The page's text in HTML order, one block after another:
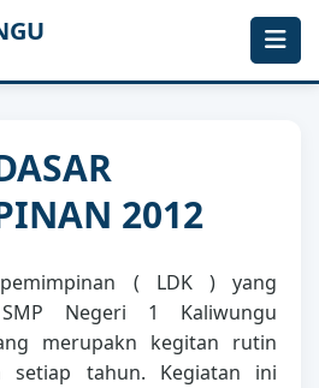
2012
( LDK ) yang
Negeri 1 Kaliwungu
merupakn kegitan rutin
setiap tahun. Kegiatan ini